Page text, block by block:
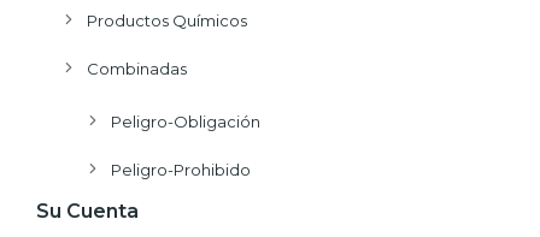
Productos Químicos
Combinadas
Peligro-Obligación
Peligro-Prohibido
Su Cuenta